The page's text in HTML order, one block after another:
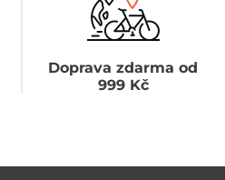
Doprava zdarma od
999 Kč